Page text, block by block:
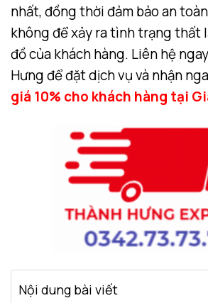
nhất, đồng thời đảm bảo an
không để xảy ra tình trạng thất
đồ của khách hàng. Liên hệ
Hưng để đặt dịch vụ và nhận
giá 10% cho khách hàng tại
Nội dung bài viết